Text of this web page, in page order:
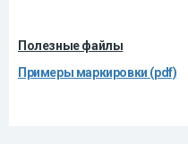
Полезные файлы
Примеры маркировки (pdf)